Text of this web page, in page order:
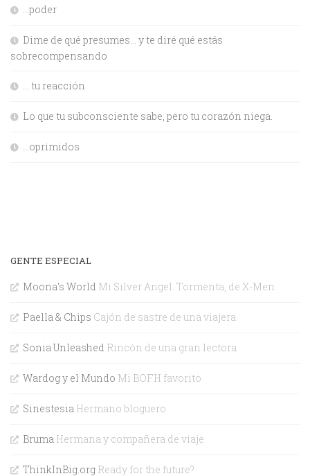
…poder
Dime de qué presumes… y te diré qué estás
sobrecompensando
… tu reacción
Lo que tu subconsciente sabe, pero tu corazón niega.
…oprimidos
GENTE ESPECIAL
Moona's World Mi Silver Angel. Tormenta, de X-Men
Paella & Chips Cajón de sastre de una viajera
Sonia Unleashed Rincón de una gran lectora
Wardog y el Mundo Mi BOFH favorito
Sinestesia Hermano bloguero
Bruma Hermana y compañera de viaje
ThinkInBig.org Ready for the future?